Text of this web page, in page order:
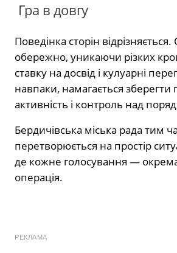
Гра в довгу
Поведінка сторін
обережно, уникаючи різких
ставку на досвід і кулуарні
навпаки, намагається зберегти
активність і контроль над
Бердичівська міська рада тим
перетворюється на простір
де кожне голосування —
операція.
РЕКЛАМА